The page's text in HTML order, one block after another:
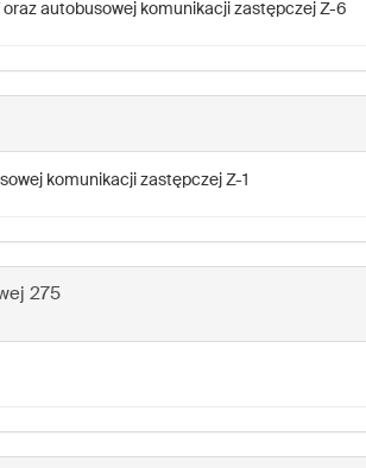
oraz autobusowej komunikacji zastępczej Z-6
komunikacji zastępczej Z-1
275